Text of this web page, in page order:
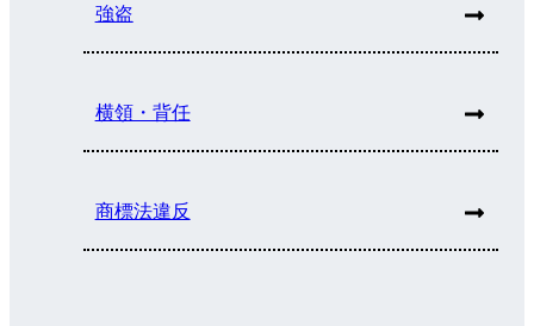
強盗
横領・背任
商標法違反